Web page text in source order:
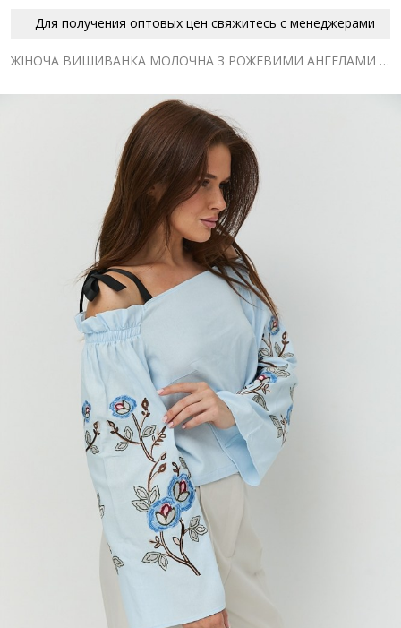
Для получения оптовых цен свяжитесь с менеджерами
ЖІНОЧА ВИШИВАНКА МОЛОЧНА З РОЖЕВИМИ АНГЕЛАМИ ГЛАДДЮ